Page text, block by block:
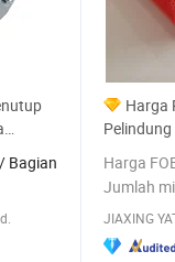
Bagian
Harga
Harga
Jumlah
JIAXING